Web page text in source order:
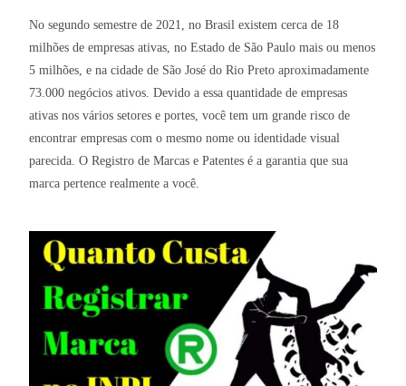
No segundo semestre de 2021, no Brasil existem cerca de 18
milhões de empresas ativas, no Estado de São Paulo mais ou menos
5 milhões, e na cidade de São José do Rio Preto aproximadamente
73.000 negócios ativos. Devido a essa quantidade de empresas
ativas nos vários setores e portes, você tem um grande risco de
encontrar empresas com o mesmo nome ou identidade visual
parecida. O Registro de Marcas e Patentes é a garantia que sua
marca pertence realmente a você.